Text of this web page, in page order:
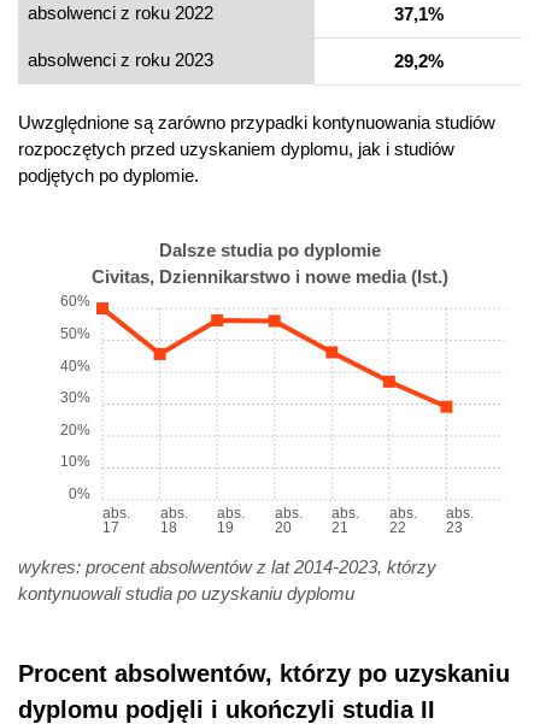
absolwenci z roku 2022 37,1%
absolwenci z roku 2023 29,2%
Uwzględnione są zarówno przypadki kontynuowania studiów
rozpoczętych przed uzyskaniem dyplomu, jak i studiów
podjętych po dyplomie.
Dalsze studia po dyplomie
Civitas, Dziennikarstwo i nowe media (Ist.)
abs.
17
abs.
18
abs.
19
abs.
20
abs.
21
abs.
22
abs.
23
0%
10%
20%
30%
40%
50%
60%
wykres: procent absolwentów z lat 2014-2023, którzy
kontynuowali studia po uzyskaniu dyplomu
Procent absolwentów, którzy po uzyskaniu
dyplomu podjęli i ukończyli studia II